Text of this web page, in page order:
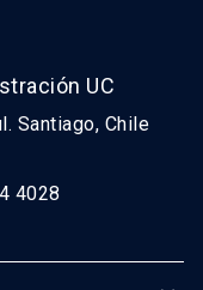
UC
Santiago, Chile
4028